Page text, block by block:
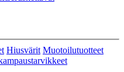
Hiusvärit Muotoilutuotteet